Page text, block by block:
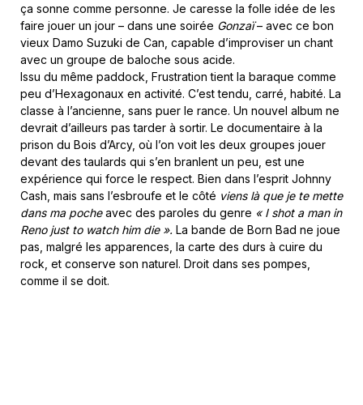
ça sonne comme personne. Je caresse la folle idée de les
faire jouer un jour – dans une soirée Gonzaï– avec ce bon
vieux Damo Suzuki de Can, capable d’improviser un chant
avec un groupe de baloche sous acide.
Issu du même paddock, Frustration tient la baraque comme
peu d’Hexagonaux en activité. C’est tendu, carré, habité. La
classe à l’ancienne, sans puer le rance. Un nouvel album ne
devrait d’ailleurs pas tarder à sortir. Le documentaire à la
prison du Bois d’Arcy, où l’on voit les deux groupes jouer
devant des taulards qui s’en branlent un peu, est une
expérience qui force le respect. Bien dans l’esprit Johnny
Cash, mais sans l’esbroufe et le côté viens là que je te mette
dans ma pocheavec des paroles du genre « I shot a man in
Reno just to watch him die ». La bande de Born Bad ne joue
pas, malgré les apparences, la carte des durs à cuire du
rock, et conserve son naturel. Droit dans ses pompes,
comme il se doit.